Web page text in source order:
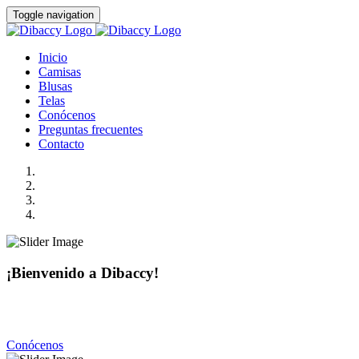
Toggle navigation
Inicio
Camisas
Blusas
Telas
Conócenos
Preguntas frecuentes
Contacto
¡Bienvenido a Dibaccy!
Conócenos